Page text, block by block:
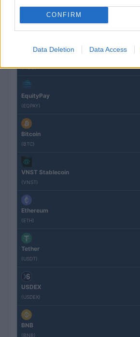
CONFIRM
Data Deletion Data Access
Stride Staked Injective
(FIBO)
EquityPay
(EQPAY)
Bitcoin
(BTC)
VNST Stablecoin
(VNST)
Ethereum
(ETH)
Tether
(USDT)
USDEX
(USDEX)
BNB
(BNB)